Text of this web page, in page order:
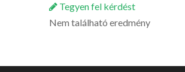
Tegyen fel kérdést
Nem található eredmény